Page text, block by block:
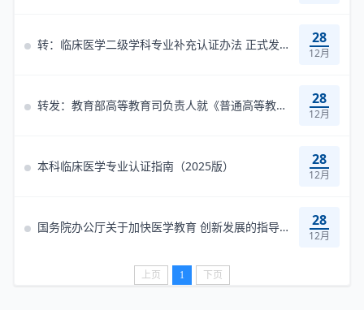
转：临床医学二级学科专业补充认证办法 正式发布！ 28
12月
转发：教育部高等教育司负责人就《普通高等教育学科专业设置调整优化改... 28
12月
本科临床医学专业认证指南（2025版） 28
12月
国务院办公厅关于加快医学教育 创新发展的指导意见 国办发〔2020〕34... 28
12月
上页 1 下页